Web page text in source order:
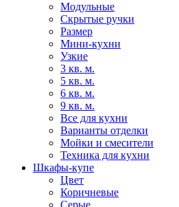
Модульные
Скрытые ручки
Размер
Мини-кухни
Узкие
3 кв. м.
5 кв. м.
6 кв. м.
9 кв. м.
Все для кухни
Варианты отделки
Мойки и смесители
Техника для кухни
Шкафы-купе
Цвет
Коричневые
Серые